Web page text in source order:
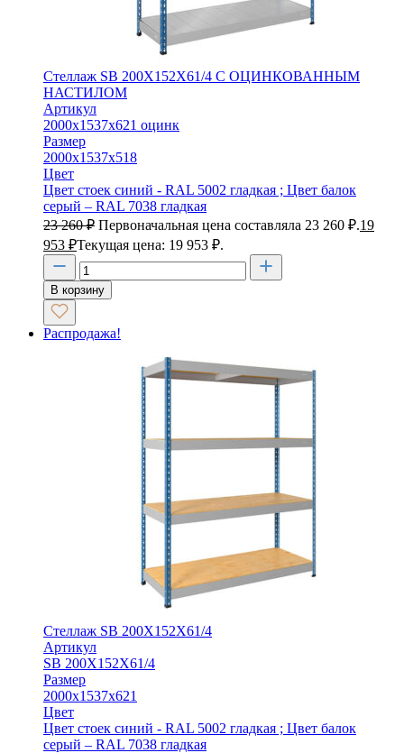
Стеллаж SB 200X152X61/4 C ОЦИНКОВАННЫМ
НАСТИЛОМ
Артикул
2000x1537x621 оцинк
Размер
2000х1537х518
Цвет
Цвет стоек синий - RAL 5002 гладкая ; Цвет балок
серый – RAL 7038 гладкая
23 260₽ Первоначальная цена составляла 23 260 ₽.19
953 ₽Текущая цена: 19 953 ₽.
В корзину
Распродажа!
Стеллаж SB 200X152X61/4
Артикул
SB 200X152X61/4
Размер
2000х1537х621
Цвет
Цвет стоек синий - RAL 5002 гладкая ; Цвет балок
серый – RAL 7038 гладкая